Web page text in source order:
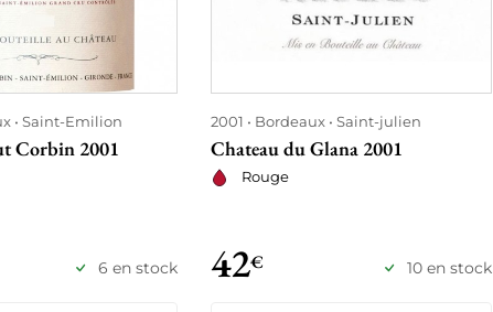
Saint-Emilion
Corbin 2001
6 en stock
2001 Bordeaux Saint-julien
Chateau du Glana 2001
Rouge
42€ 10 en stock